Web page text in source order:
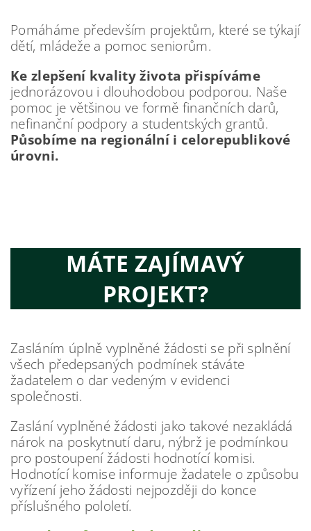
Pomáháme především projektům, které se týkají
dětí, mládeže a pomoc seniorům.
Ke zlepšení kvality života přispíváme
jednorázovou i dlouhodobou podporou. Naše
pomoc je většinou ve formě finančních darů,
nefinanční podpory a studentských grantů.
Působíme na regionální i celorepublikové
úrovni.
MÁTE ZAJÍMAVÝ
PROJEKT?
Zasláním úplně vyplněné žádosti se při splnění
všech předepsaných podmínek stáváte
žadatelem o dar vedeným v evidenci
společnosti.
Zaslání vyplněné žádosti jako takové nezakládá
nárok na poskytnutí daru, nýbrž je podmínkou
pro postoupení žádosti hodnotící komisi.
Hodnotící komise informuje žadatele o způsobu
vyřízení jeho žádosti nejpozději do konce
příslušného pololetí.